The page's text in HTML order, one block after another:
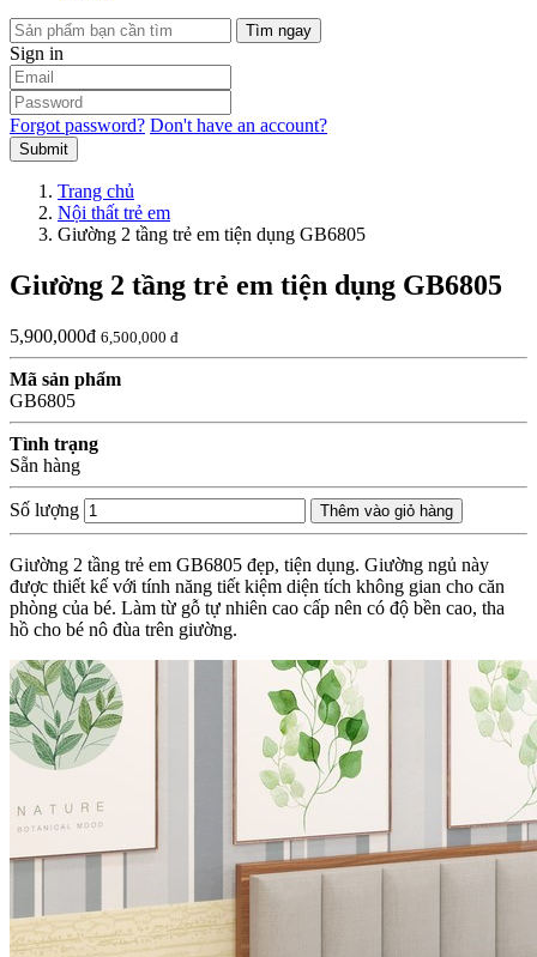
Tìm ngay
Sign in
Forgot password? Don't have an account?
Submit
Trang chủ
Nội thất trẻ em
Giường 2 tầng trẻ em tiện dụng GB6805
Giường 2 tầng trẻ em tiện dụng GB6805
5,900,000đ 6,500,000 đ
Mã sản phẩm
GB6805
Tình trạng
Sẵn hàng
Số lượng Thêm vào giỏ hàng
Giường 2 tầng trẻ em GB6805 đẹp, tiện dụng. Giường ngủ này
được thiết kế với tính năng tiết kiệm diện tích không gian cho căn
phòng của bé. Làm từ gỗ tự nhiên cao cấp nên có độ bền cao, tha
hồ cho bé nô đùa trên giường.